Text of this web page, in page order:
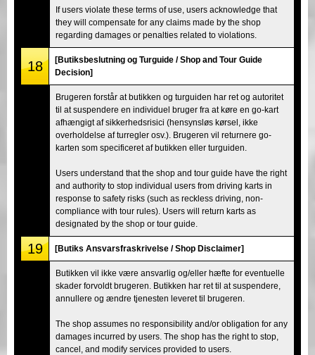
If users violate these terms of use, users acknowledge that
they will compensate for any claims made by the shop
regarding damages or penalties related to violations.
18
[Butiksbeslutning og Turguide / Shop and Tour Guide
Decision]
Brugeren forstår at butikken og turguiden har ret og autoritet
til at suspendere en individuel bruger fra at køre en go-kart
afhængigt af sikkerhedsrisici (hensynsløs kørsel, ikke
overholdelse af turregler osv.). Brugeren vil returnere go-
karten som specificeret af butikken eller turguiden.
Users understand that the shop and tour guide have the right
and authority to stop individual users from driving karts in
response to safety risks (such as reckless driving, non-
compliance with tour rules). Users will return karts as
designated by the shop or tour guide.
19 [Butiks Ansvarsfraskrivelse / Shop Disclaimer]
Butikken vil ikke være ansvarlig og/eller hæfte for eventuelle
skader forvoldt brugeren. Butikken har ret til at suspendere,
annullere og ændre tjenesten leveret til brugeren.
The shop assumes no responsibility and/or obligation for any
damages incurred by users. The shop has the right to stop,
cancel, and modify services provided to users.